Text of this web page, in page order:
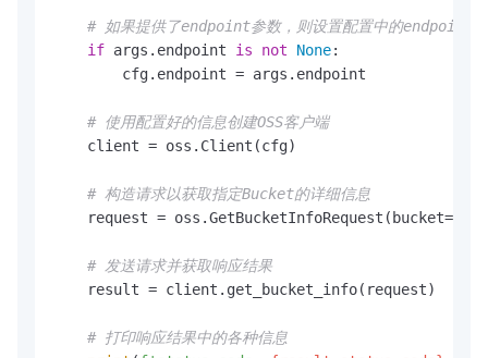
# 如果提供了endpoint参数，则设置配置中的endpoint
if args.endpoint is not None:
        cfg.endpoint = args.endpoint
# 使用配置好的信息创建OSS客户端
    client = oss.Client(cfg)
# 构造请求以获取指定Bucket的详细信息
request =
# 发送请求并获取响应结果
    result = client.get_bucket_info(request)
# 打印响应结果中的各种信息